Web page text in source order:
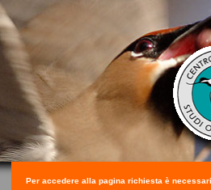
Per accedere alla pagina richiesta è